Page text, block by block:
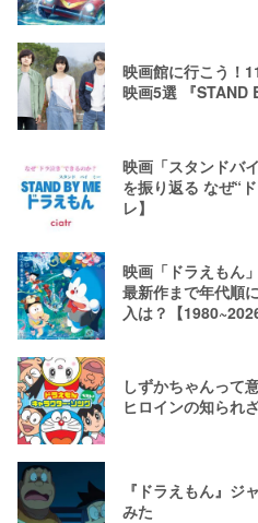
映画館に行こう！
映画5選 『STAND
映画「スタンドバ
を振り返る なぜ“
レ】
映画「ドラえもん
最新作まで年代順
入は？【
しずかちゃんって
ヒロインの知られ
『ドラえもん』ジ
みた